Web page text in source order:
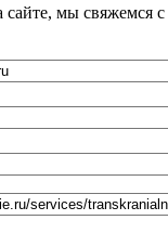
сайте, мы свяжемся